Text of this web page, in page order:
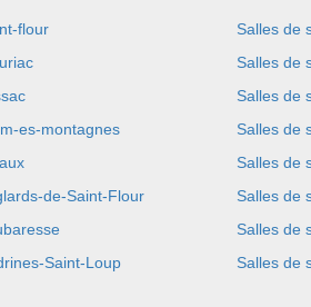
flour
Salles de
Salles de
Salles de
es-montagnes
Salles de
Salles de
de-Saint-Flour
Salles de
Salles de
Saint-Loup
Salles de